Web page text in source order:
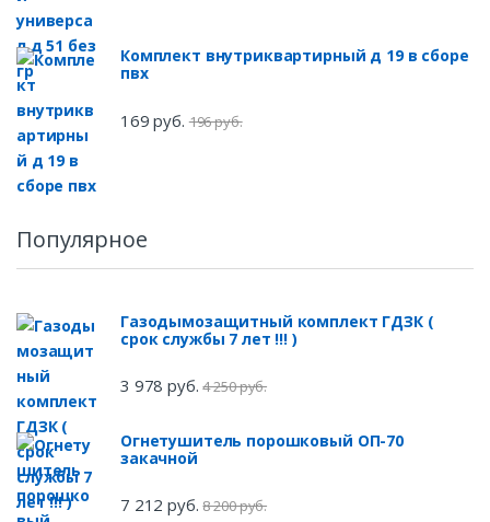
Комплект внутриквартирный д 19 в сборе
пвх
169 руб. 196 руб.
Популярное
Газодымозащитный комплект ГДЗК (
срок службы 7 лет !!! )
3 978 руб. 4 250 руб.
Огнетушитель порошковый ОП-70
закачной
7 212 руб. 8 200 руб.